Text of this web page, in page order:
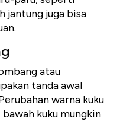
jantung juga bisa
atau
tanda awal
warna kuku
kuku mungkin